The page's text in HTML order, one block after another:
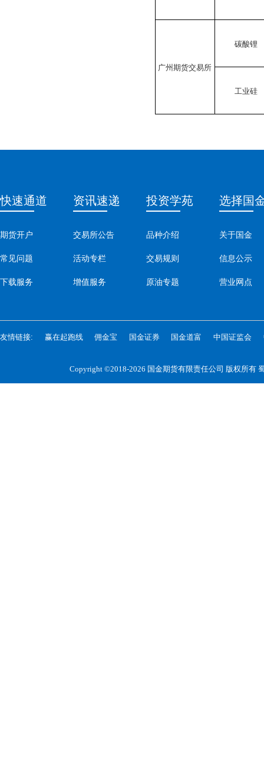
广州期货交易所
碳酸锂
工业硅
快速通道
期货开户
常见问题
下载服务
资讯速递
交易所公告
活动专栏
增值服务
投资学苑
品种介绍
交易规则
原油专题
选择国
关于国金
信息公示
营业网点
友情链接: 赢在起跑线 佣金宝 国金证券 国金道富 中国证监会
Copyright ©2018-2026 国金期货有限责任公司 版权所有